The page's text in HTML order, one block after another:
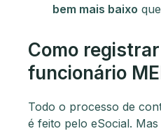
bem mais baixo
Como
funcionário
Todo o processo de
é feito pelo eSocial.